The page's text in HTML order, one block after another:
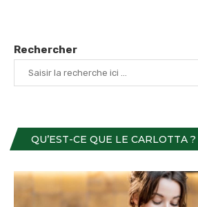
Rechercher
QU’EST-CE QUE LE CARLOTTA ?